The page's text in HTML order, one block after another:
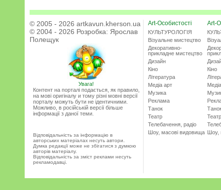
© 2005 - 2026 artkavun.kherson.ua
© 2004 - 2026 Розробка: Ярослав
Полещук
Увага!
Контент на порталі подається, як правило,
на мові оригіналу и тому різні мовні версії
порталу можуть бути не ідентичними.
Можливо, в російській версії більше
інформації з даної теми.
Відповідальність за інформацію в
авторських матеріалах несуть автори.
Думка редакції може не збігатися з думкою
авторів матеріалу.
Відповідальність за зміст реклами несуть
рекламодавці.
Art-Особистості
КУЛЬТУРОЛОГІЯ
Візуальне мистецтво
Декоративно-
прикладне мистецтво
Дизайн
Кіно
Література
Медіа арт
Музика
Реклама
Танок
Театр
Телебачення, радіо
Шоу, масові видовища
Art-
Кіно
Театр
Шоу,